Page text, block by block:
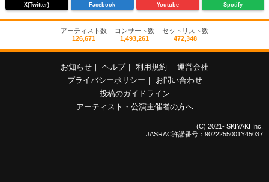
X(Twitter) Facebook Youtube Spotify
アーティスト数
126,671
コンサート数
1,493,261
セットリスト数
472,348
お知らせ ヘルプ 利用規約
運営会社
プライバシーポリシー
お問い合わせ
投稿のガイドライン
アーティスト・公演主催者の方へ
(C) 2021- SKIYAKI Inc.
JASRAC許諾番号：9022255001Y45037